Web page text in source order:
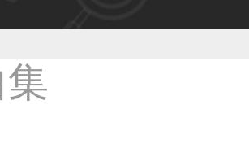
用户作品